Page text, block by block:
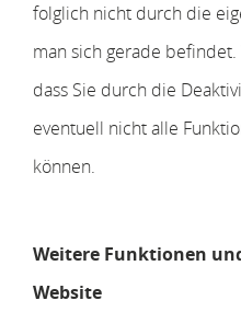
folglich nicht durch die
man sich gerade
dass Sie durch die
eventuell nicht alle
können.
Weitere Funktionen
Website